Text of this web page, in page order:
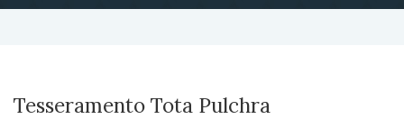
Tesseramento Tota Pulchra